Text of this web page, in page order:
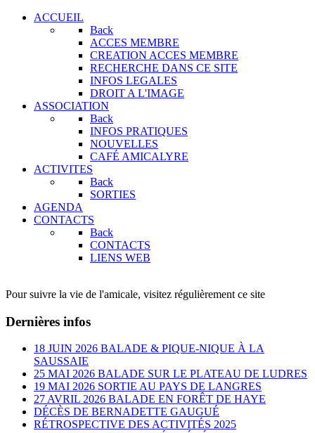
ACCUEIL
Back
ACCES MEMBRE
CREATION ACCES MEMBRE
RECHERCHE DANS CE SITE
INFOS LEGALES
DROIT A L'IMAGE
ASSOCIATION
Back
INFOS PRATIQUES
NOUVELLES
CAFÉ AMICALYRE
ACTIVITES
Back
SORTIES
AGENDA
CONTACTS
Back
CONTACTS
LIENS WEB
Pour suivre la vie de l'amicale, visitez régulièrement ce site
Dernières infos
18 JUIN 2026 BALADE & PIQUE-NIQUE À LA
SAUSSAIE
25 MAI 2026 BALADE SUR LE PLATEAU DE LUDRES
19 MAI 2026 SORTIE AU PAYS DE LANGRES
27 AVRIL 2026 BALADE EN FORÊT DE HAYE
DÉCÈS DE BERNADETTE GAUGUÉ
RÉTROSPECTIVE DES ACTIVITÉS 2025